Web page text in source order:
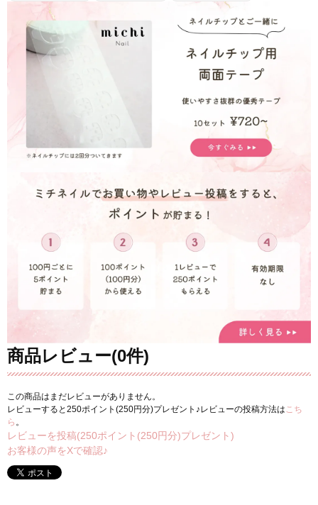
商品レビュー(0件)
この商品はまだレビューがありません。
レビューすると250ポイント(250円分)プレゼント♪レビューの投稿方法はこち
ら 。
レビューを投稿(250ポイント(250円分)プレゼント)
お客様の声をXで確認♪